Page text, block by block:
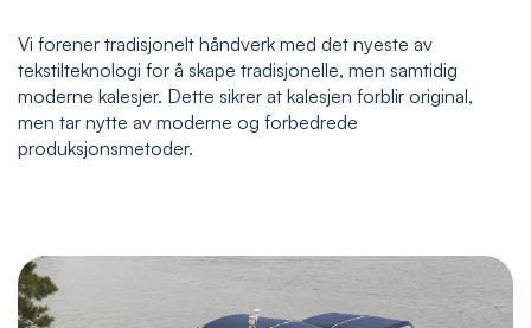
Vi forener tradisjonelt håndverk med det nyeste av
tekstilteknologi for å skape tradisjonelle, men samtidig
moderne kalesjer. Dette sikrer at kalesjen forblir original,
men tar nytte av moderne og forbedrede
produksjonsmetoder.